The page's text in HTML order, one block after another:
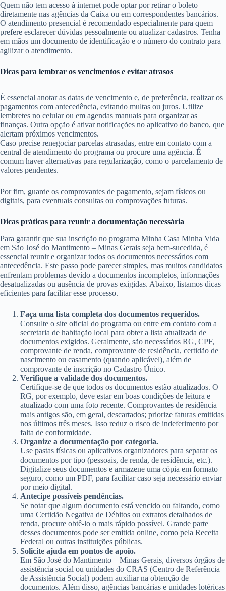
Quem não tem acesso à internet pode optar por retirar o boleto
diretamente nas agências da Caixa ou em correspondentes bancários.
O atendimento presencial é recomendado especialmente para quem
prefere esclarecer dúvidas pessoalmente ou atualizar cadastros. Tenha
em mãos um documento de identificação e o número do contrato para
agilizar o atendimento.
Dicas para lembrar os vencimentos e evitar atrasos
É essencial anotar as datas de vencimento e, de preferência, realizar os
pagamentos com antecedência, evitando multas ou juros. Utilize
lembretes no celular ou em agendas manuais para organizar as
finanças. Outra opção é ativar notificações no aplicativo do banco, que
alertam próximos vencimentos.
Caso precise renegociar parcelas atrasadas, entre em contato com a
central de atendimento do programa ou procure uma agência. É
comum haver alternativas para regularização, como o parcelamento de
valores pendentes.
Por fim, guarde os comprovantes de pagamento, sejam físicos ou
digitais, para eventuais consultas ou comprovações futuras.
Dicas práticas para reunir a documentação necessária
Para garantir que sua inscrição no programa Minha Casa Minha Vida
em São José do Mantimento – Minas Gerais seja bem-sucedida, é
essencial reunir e organizar todos os documentos necessários com
antecedência. Este passo pode parecer simples, mas muitos candidatos
enfrentam problemas devido a documentos incompletos, informações
desatualizadas ou ausência de provas exigidas. Abaixo, listamos dicas
eficientes para facilitar esse processo.
Faça uma lista completa dos documentos requeridos.
Consulte o site oficial do programa ou entre em contato com a
secretaria de habitação local para obter a lista atualizada de
documentos exigidos. Geralmente, são necessários RG, CPF,
comprovante de renda, comprovante de residência, certidão de
nascimento ou casamento (quando aplicável), além de
comprovante de inscrição no Cadastro Único.
Verifique a validade dos documentos.
Certifique-se de que todos os documentos estão atualizados. O
RG, por exemplo, deve estar em boas condições de leitura e
atualizado com uma foto recente. Comprovantes de residência
mais antigos são, em geral, descartados; priorize faturas emitidas
nos últimos três meses. Isso reduz o risco de indeferimento por
falta de conformidade.
Organize a documentação por categoria.
Use pastas físicas ou aplicativos organizadores para separar os
documentos por tipo (pessoais, de renda, de residência, etc.).
Digitalize seus documentos e armazene uma cópia em formato
seguro, como um PDF, para facilitar caso seja necessário enviar
por meio digital.
Antecipe possíveis pendências.
Se notar que algum documento está vencido ou faltando, como
uma Certidão Negativa de Débitos ou extratos detalhados de
renda, procure obtê-lo o mais rápido possível. Grande parte
desses documentos pode ser emitida online, como pela Receita
Federal ou outras instituições públicas.
Solicite ajuda em pontos de apoio.
Em São José do Mantimento – Minas Gerais, diversos órgãos de
assistência social ou unidades do CRAS (Centro de Referência
de Assistência Social) podem auxiliar na obtenção de
documentos. Além disso, agências bancárias e unidades lotéricas